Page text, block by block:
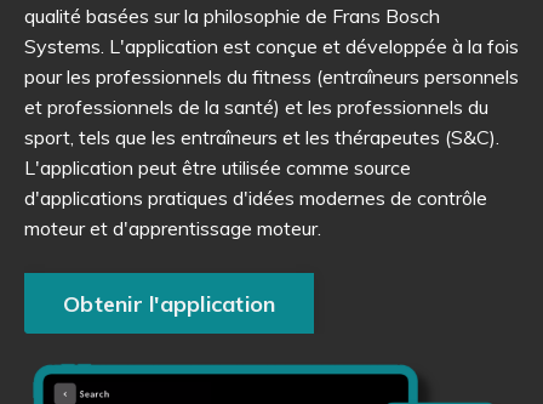
qualité basées sur la philosophie de Frans Bosch
Systems. L'application est conçue et développée à la fois
pour les professionnels du fitness (entraîneurs personnels
et professionnels de la santé) et les professionnels du
sport, tels que les entraîneurs et les thérapeutes (S&C).
L'application peut être utilisée comme source
d'applications pratiques d'idées modernes de contrôle
moteur et d'apprentissage moteur.
Obtenir l'application